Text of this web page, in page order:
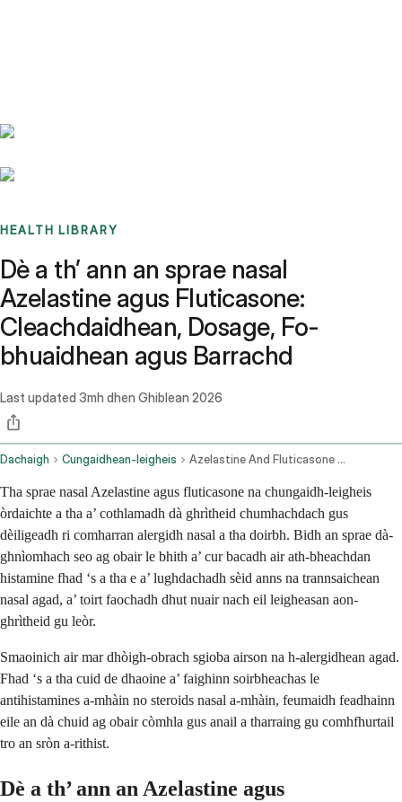
HEALTH LIBRARY
Dè a th’ ann an sprae nasal
Azelastine agus Fluticasone:
Cleachdaidhean, Dosage, Fo-
bhuaidhean agus Barrachd
Last updated 3mh dhen Ghiblean 2026
Dachaigh Cungaidhean-leigheis Azelastine And Fluticasone Nasal Route
Tha sprae nasal Azelastine agus fluticasone na chungaidh-leigheis
òrdaichte a tha a’ cothlamadh dà ghrìtheid chumhachdach gus
dèiligeadh ri comharran alergidh nasal a tha doirbh. Bidh an sprae dà-
ghnìomhach seo ag obair le bhith a’ cur bacadh air ath-bheachdan
histamine fhad ‘s a tha e a’ lughdachadh sèid anns na trannsaichean
nasal agad, a’ toirt faochadh dhut nuair nach eil leigheasan aon-
ghrìtheid gu leòr.
Smaoinich air mar dhòigh-obrach sgioba airson na h-alergidhean agad.
Fhad ‘s a tha cuid de dhaoine a’ faighinn soirbheachas le
antihistamines a-mhàin no steroids nasal a-mhàin, feumaidh feadhainn
eile an dà chuid ag obair còmhla gus anail a tharraing gu comhfhurtail
tro an sròn a-rithist.
Dè a th’ ann an Azelastine agus